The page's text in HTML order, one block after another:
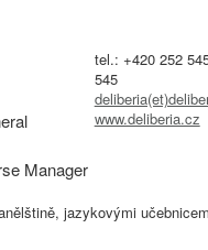
Manager
tel.: +420 252
545
www.deliberia.cz
jazykovými